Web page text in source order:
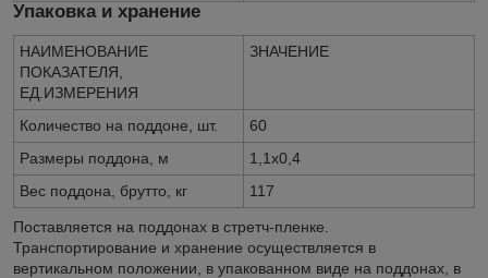
Упаковка и хранение
НАИМЕНОВАНИЕ
ПОКАЗАТЕЛЯ,
ЕД.ИЗМЕРЕНИЯ
ЗНАЧЕНИЕ
Количество на поддоне, шт.
60
Размеры поддона, м
1,1х0,4
Вес поддона, брутто, кг
117
Поставляется на поддонах в стретч-пленке.
Транспортирование и хранение осуществляется в
вертикальном положении, в упакованном виде на поддонах, в